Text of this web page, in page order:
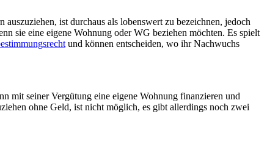
ist durchaus als lobenswert zu bezeichnen, jedoch
sie eine eigene Wohnung oder WG beziehen möchten. Es spielt
und können entscheiden, wo ihr Nachwuchs
mit seiner Vergütung eine eigene Wohnung finanzieren und
ohne Geld, ist nicht möglich, es gibt allerdings noch zwei